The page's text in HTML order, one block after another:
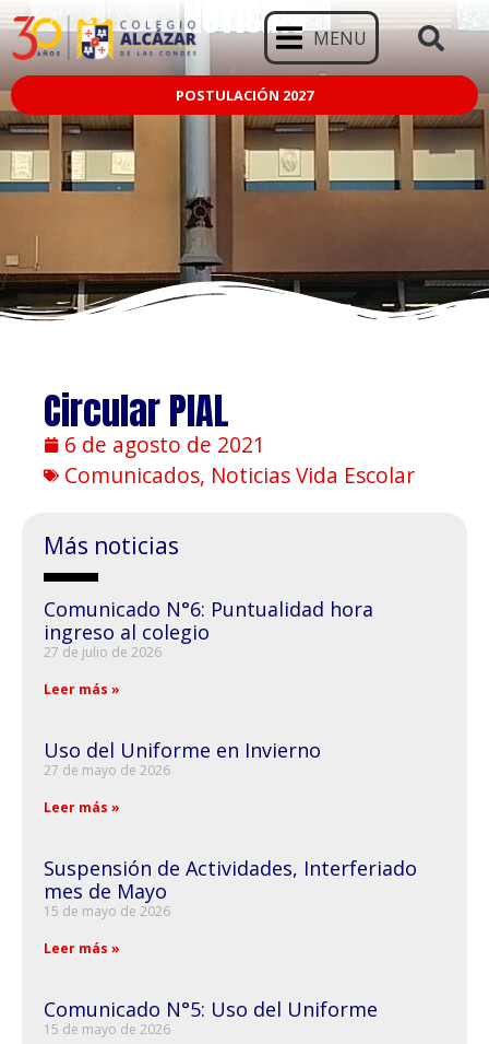
MENU
POSTULACIÓN 2027
NOTICIAS
Circular PIAL
6 de agosto de 2021
Comunicados, Noticias Vida Escolar
Más noticias
Comunicado N°6: Puntualidad hora
ingreso al colegio
27 de julio de 2026
Leer más »
Uso del Uniforme en Invierno
27 de mayo de 2026
Leer más »
Suspensión de Actividades, Interferiado
mes de Mayo
15 de mayo de 2026
Leer más »
Comunicado N°5: Uso del Uniforme
15 de mayo de 2026